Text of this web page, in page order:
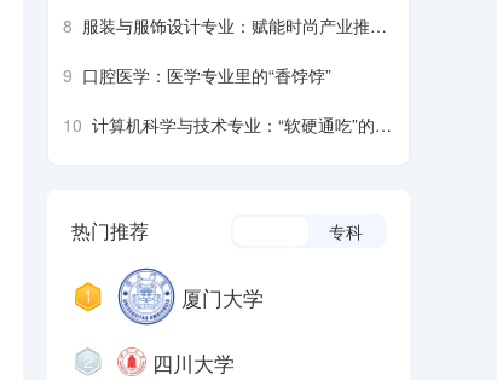
8 服装与服饰设计专业：赋能时尚产业推动
9 口腔医学：医学专业里的“香饽饽”
10 计算机科学与技术专业：“软硬通吃”的核
热门推荐 专科
厦门大学
四川大学